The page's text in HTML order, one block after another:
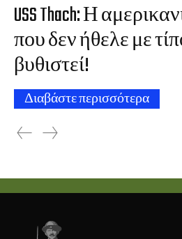
USS Thach: Η
που δεν ήθελε με
βυθιστεί!
Διαβάστε περισσότερα